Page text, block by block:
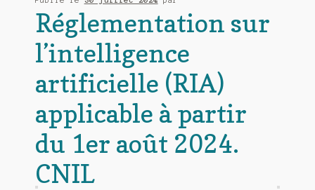
Réglementation sur
l’intelligence
artificielle (RIA)
applicable à partir
du 1er août 2024.
CNIL